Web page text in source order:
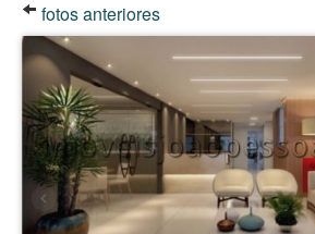
fotos anteriores